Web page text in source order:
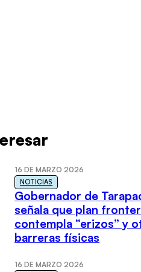
16 DE MARZO 2026
NOTICIAS
Gobernador de
señala que plan
contempla “erizos” y
barreras físicas
16 DE MARZO 2026